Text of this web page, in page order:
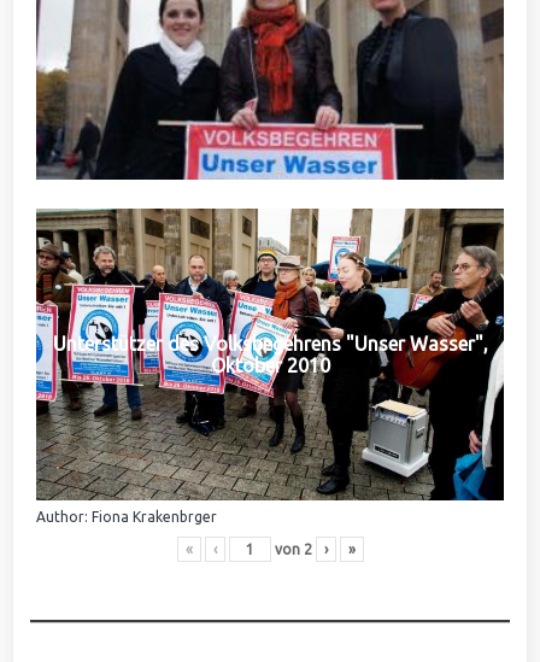
Unterstützer des Volksbegehrens "Unser Wasser",
Oktober 2010
Author: Fiona Krakenbrger
« ‹ von 2 › »